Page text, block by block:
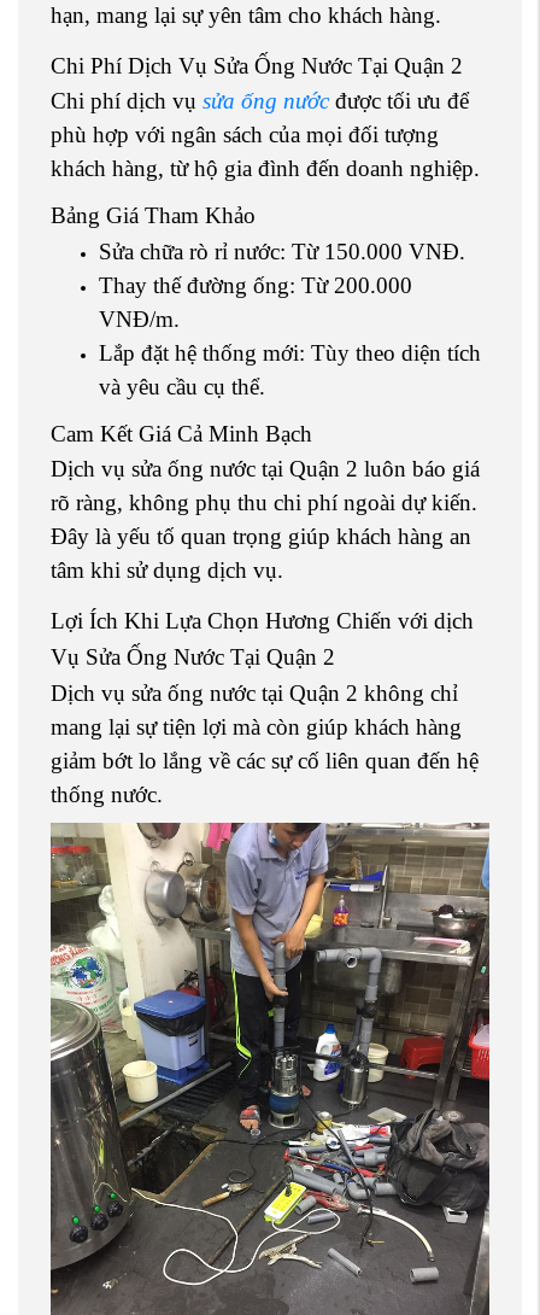
hạn, mang lại sự yên tâm cho khách hàng.
Chi Phí Dịch Vụ Sửa Ống Nước Tại Quận 2
Chi phí dịch vụ sửa ống nướcđược tối ưu để
phù hợp với ngân sách của mọi đối tượng
khách hàng, từ hộ gia đình đến doanh nghiệp.
Bảng Giá Tham Khảo
Sửa chữa rò rỉ nước: Từ 150.000 VNĐ.
Thay thế đường ống: Từ 200.000
VNĐ/m.
Lắp đặt hệ thống mới: Tùy theo diện tích
và yêu cầu cụ thể.
Cam Kết Giá Cả Minh Bạch
Dịch vụ sửa ống nước tại Quận 2 luôn báo giá
rõ ràng, không phụ thu chi phí ngoài dự kiến.
Đây là yếu tố quan trọng giúp khách hàng an
tâm khi sử dụng dịch vụ.
Lợi Ích Khi Lựa Chọn Hương Chiến với dịch
Vụ Sửa Ống Nước Tại Quận 2
Dịch vụ sửa ống nước tại Quận 2 không chỉ
mang lại sự tiện lợi mà còn giúp khách hàng
giảm bớt lo lắng về các sự cố liên quan đến hệ
thống nước.